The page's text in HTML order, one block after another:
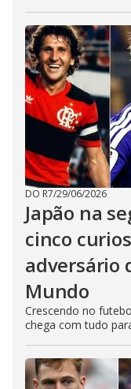
DO R7/29/06/2026
Japão na
cinco
adversário
Mundo
Crescendo no
chega com tudo